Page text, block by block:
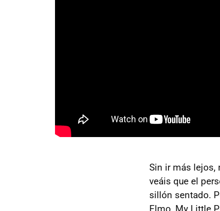
Sin ir más
veáis que el
sillón sentado.
Elmo, My Little